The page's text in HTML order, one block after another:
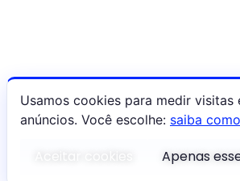
Usamos cookies para medir visitas
anúncios. Você escolhe: saiba
Apenas